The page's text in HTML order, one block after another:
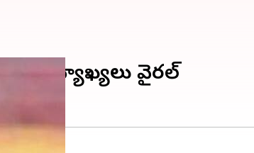
వ్యాఖ్యలు వైరల్